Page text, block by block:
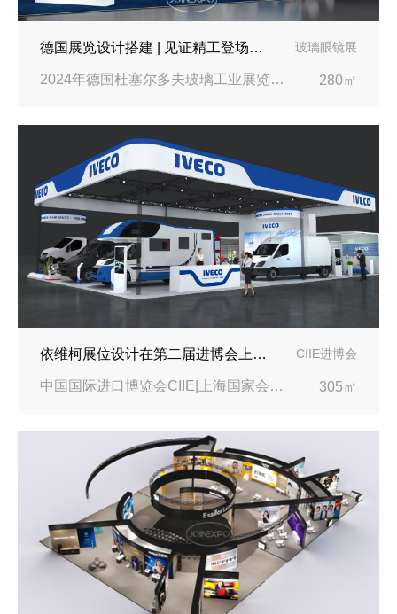
德国展览设计搭建 | 见证精工登场玻璃工业展览会 Glasstec 2024 玻璃眼镜展
2024年德国杜塞尔多夫玻璃工业展览会Glasstec|德国杜塞尔多夫会展中心 280㎡
依维柯展位设计在第二届进博会上吸引万千瞩目 CIIE进博会
中国国际进口博览会CIIE|上海国家会展中心 305㎡